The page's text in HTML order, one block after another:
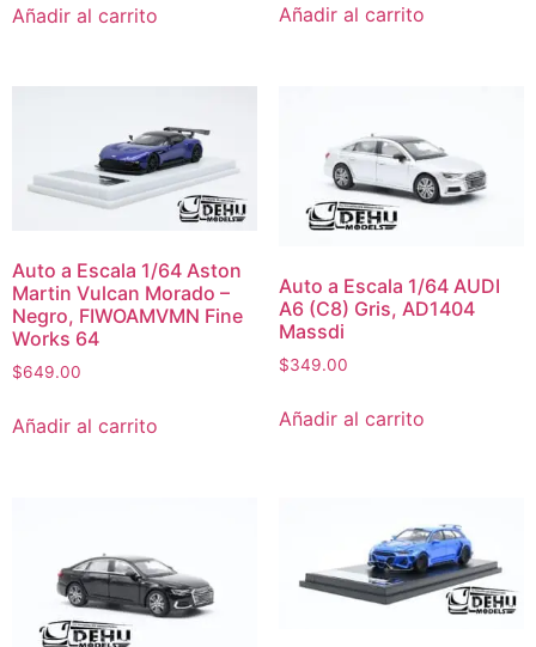
Añadir al carrito Añadir al carrito
Auto a Escala 1/64 Aston
Martin Vulcan Morado –
Negro, FIWOAMVMN Fine
Works 64
$649.00
Añadir al carrito
Auto a Escala 1/64 AUDI
A6 (C8) Gris, AD1404
Massdi
$349.00
Añadir al carrito